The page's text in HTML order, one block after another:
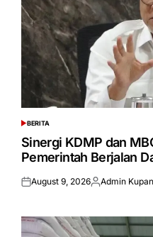
POSTED
IN
BERITA
Sinergi KDMP dan
Pemerintah Berjalan
Posted
August 9, 2026Posted
Admin